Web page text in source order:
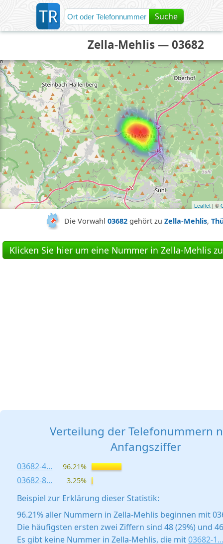
TR Suche
Zella-Mehlis — 03682
Leaflet | ©
Die Vorwahl03682 gehört zuZella-Mehlis,
Klicken Sie hier um eine Nummer in Zella-Mehlis
Verteilung der Telefonummern
Anfangsziffer
03682-4... 96.21%
03682-8... 3.25%
Beispiel zur Erklärung dieser Statistik:
96.21% aller Nummern in Zella-Mehlis beginnen mit
Die häufigsten ersten zwei Ziffern sind 48 (29%) und
Es gibt keine Nummer in Zella-Mehlis, die mit03682-